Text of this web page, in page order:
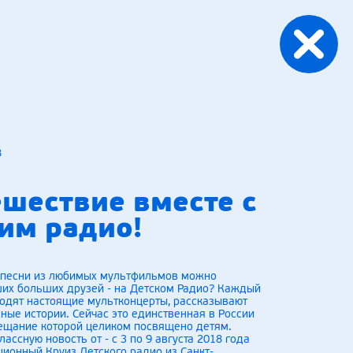
вместе с
радио!
песни из любимых мультфильмов можно
больших друзей - на Детском Радио? Каждый
настоящие мультконцерты, рассказывают
истории. Сейчас это единственная в России
которой целиком посвящено детям.
новость от - с 3 по 9 августа 2018 года